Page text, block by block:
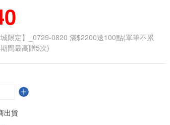
城限定】_0729-0820 滿$2200送100點(單筆不累
間最高贈5次)
出貨